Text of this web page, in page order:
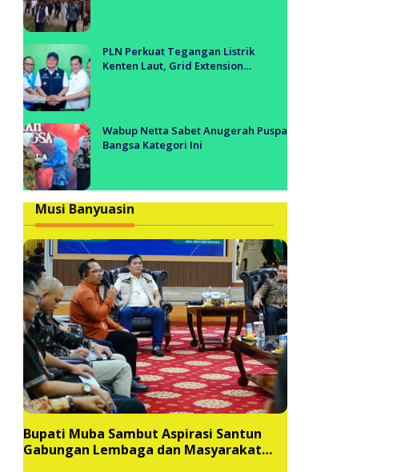
PLN Perkuat Tegangan Listrik
Kenten Laut, Grid Extension
Wabup Netta Sabet Anugerah Puspa
Bangsa Kategori Ini
Musi Banyuasin
Bupati Muba Sambut Aspirasi Santun
Gabungan Lembaga dan Masyarakat